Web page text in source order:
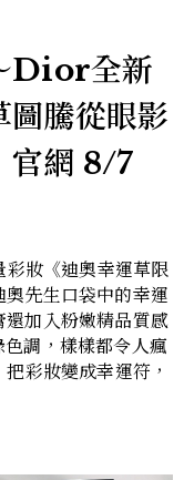
Dior全新
圖騰從眼影
官網 8/7
妝《迪奧幸運草限
先生口袋中的幸運
加入粉嫩精品質感
調，樣樣都令人瘋
彩妝變成幸運符，